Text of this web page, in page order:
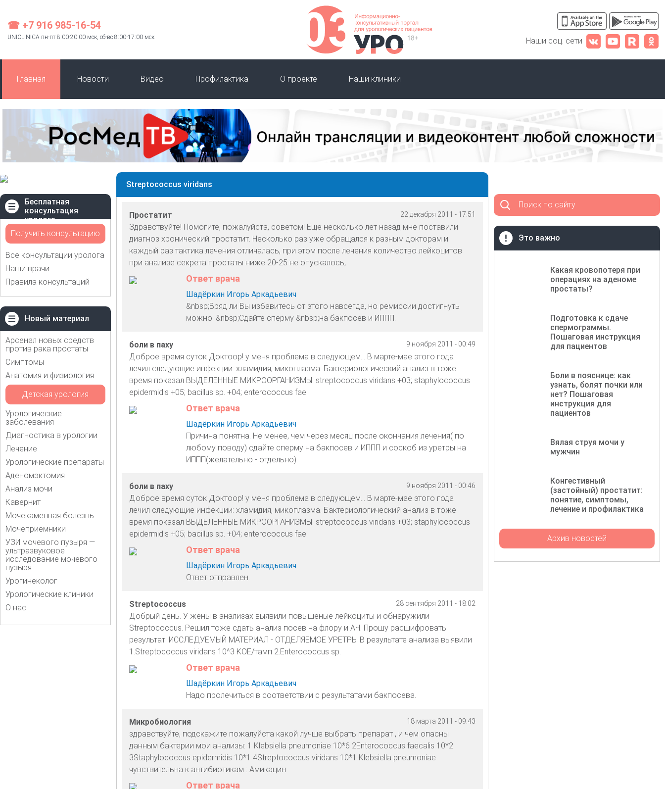
☎ +7 916 985-16-54
UNICLINICA пн-пт 8:00-20:00 мск, сб-вс 8:00-17:00 мск Наши соц. сети
Главная Новости Видео Профилактика О проекте Наши клиники
Бесплатная
консультация
уролога
Получить консультацию
Все консультации уролога
Наши врачи
Правила консультаций
Новый материал
Арсенал новых средств
против рака простаты
Симптомы
Анатомия и физиология
Детская урология
Урологические
заболевания
Диагностика в урологии
Лечение
Урологические препараты
Аденомэктомия
Анализ мочи
Кавернит
Мочекаменная болезнь
Мочеприемники
УЗИ мочевого пузыря —
ультразвуковое
исследование мочевого
пузыря
Урогинеколог
Урологические клиники
О нас
Streptococcus viridans
22 декабря 2011 - 17:51
Простатит
Здравствуйте! Помогите, пожалуйста, советом! Еще несколько лет назад мне поставили
диагноз хронический простатит. Несколько раз уже обращался к разным докторам и
каждый раз тактика лечения отличалась, при этом после лечения количество лейкоцитов
при анализе секрета простаты ниже 20-25 не опускалось,
Ответ врача
Шадёркин Игорь Аркадьевич
&nbsp;Вряд ли Вы избавитесь от этого навсегда, но ремиссии достигнуть
можно. &nbsp;Сдайте сперму &nbsp;на бакпосев и ИППП.
9 ноября 2011 - 00:49
боли в паху
Доброе время суток Доктоор! у меня проблема в следующем... В марте-мае этого года
лечил следующие инфекции: хламидия, микоплазма. Бактериологический анализ в тоже
время показал ВЫДЕЛЕННЫЕ МИКРООРГАНИЗМЫ: streptococcus viridans +03; staphylococcus
epidermidis +05; bacillus sp. +04; enterococcus fae
Ответ врача
Шадёркин Игорь Аркадьевич
Причина понятна. Не менее, чем через месяц после окончания лечения( по
любому поводу) сдайте сперму на бакпосев и ИППП и соскоб из уретры на
ИППП(желательно - отдельно).
9 ноября 2011 - 00:46
боли в паху
Доброе время суток Доктоор! у меня проблема в следующем... В марте-мае этого года
лечил следующие инфекции: хламидия, микоплазма. Бактериологический анализ в тоже
время показал ВЫДЕЛЕННЫЕ МИКРООРГАНИЗМЫ: streptococcus viridans +03; staphylococcus
epidermidis +05; bacillus sp. +04; enterococcus fae
Ответ врача
Шадёркин Игорь Аркадьевич
Ответ отправлен.
28 сентября 2011 - 18:02
Streptococcus
Добрый день. У жены в анализах выявили повышеные лейкоциты и обнаружили
Streptococcus. Решил тоже сдать анализ посев на флору и АЧ. Прошу расшифровать
результат. ИССЛЕДУЕМЫЙ МАТЕРИАЛ - ОТДЕЛЯЕМОЕ УРЕТРЫ В результате анализа выявили
1.Streptococcus viridans 10^3 KOE/тамп 2.Enterococcus sp.
Ответ врача
Шадёркин Игорь Аркадьевич
Надо пролечиться в соответствии с результатами бакпосева.
18 марта 2011 - 09:43
Микробиология
здравствуйте, подскажите пожалуйста какой лучше выбрать препарат , и чем опасны
данным бактерии мои анализы: 1 Klebsiella pneumoniae 10*6 2Enterococcus faecalis 10*2
3Staphylococcus epidermidis 10*1 4Streptococcus viridans 10*1 Klebsiella pneumoniae
чувствительна к антибиотикам : Амикацин
Ответ врача
Поиск по сайту
Это важно
Какая кровопотеря при
операциях на аденоме
простаты?
Подготовка к сдаче
спермограммы.
Пошаговая инструкция
для пациентов
Боли в пояснице: как
узнать, болят почки или
нет? Пошаговая
инструкция для
пациентов
Вялая струя мочи у
мужчин
Конгестивный
(застойный) простатит:
понятие, симптомы,
лечение и профилактика
Архив новостей